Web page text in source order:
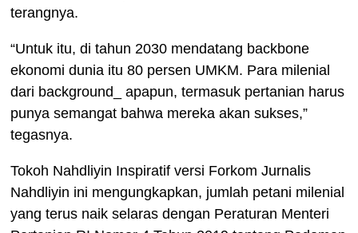
terangnya.
“Untuk itu, di tahun 2030 mendatang backbone
ekonomi dunia itu 80 persen UMKM. Para milenial
dari background_ apapun, termasuk pertanian harus
punya semangat bahwa mereka akan sukses,”
tegasnya.
Tokoh Nahdliyin Inspiratif versi Forkom Jurnalis
Nahdliyin ini mengungkapkan, jumlah petani milenial
yang terus naik selaras dengan Peraturan Menteri